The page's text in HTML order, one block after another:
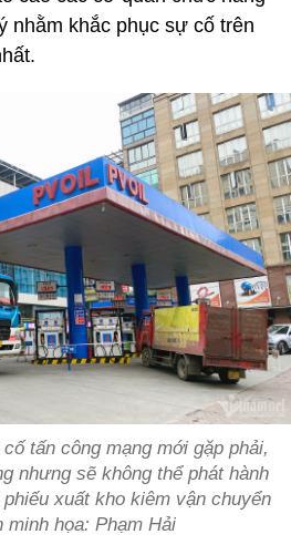
nhằm khắc phục sự cố trên
tấn công mạng mới gặp phải,
nhưng sẽ không thể phát hành
xuất kho kiêm vận chuyển
minh họa: Phạm Hải